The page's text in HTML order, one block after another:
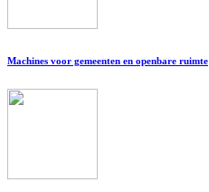
Machines voor gemeenten en openbare ruimte